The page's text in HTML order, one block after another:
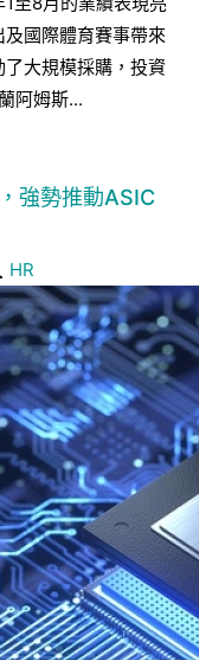
國際體育賽事帶來
大規模採購，投資
阿姆斯...
強勢推動ASIC
HR